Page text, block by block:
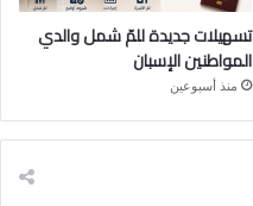
تسهيلات جديدة للمّ شمل والدي
المواطنين الإسبان
منذ أسبوعين